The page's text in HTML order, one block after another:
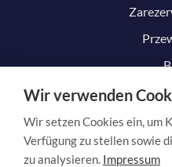
Wir verwenden
Wir setzen Cookies ein, um
Verfügung zu stellen sowie
zu analysieren. Impressum